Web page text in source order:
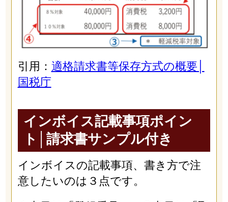
引用： 適格請求書等保存方式の概要│
国税庁
インボイス記載事項ポイン
ト│請求書サンプル付き
インボイスの記載事項、書き方で注
意したいのは３点です。